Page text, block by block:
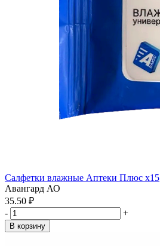
Салфетки влажные Аптеки Плюс x15
Авангард АО
35.50 ₽
-
+
В корзину